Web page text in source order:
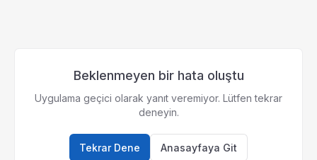
Beklenmeyen bir hata oluştu
Uygulama geçici olarak yanıt veremiyor. Lütfen tekrar
deneyin.
Tekrar Dene Anasayfaya Git